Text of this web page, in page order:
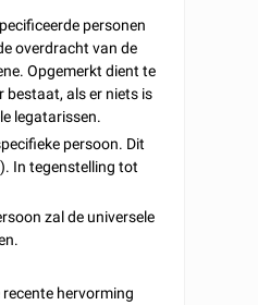
personen
overdracht van de
Opgemerkt dient te
bestaat, als er niets is
legatarissen.
persoon. Dit
In tegenstelling tot
zal de universele
hervorming